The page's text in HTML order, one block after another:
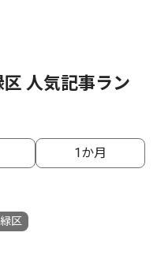
人気記事ラン
1か月
区